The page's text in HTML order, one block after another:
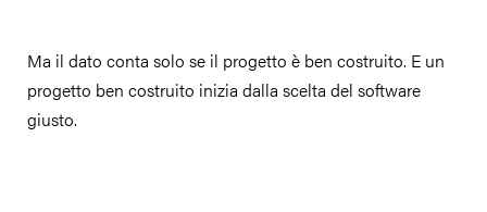
Ma il dato conta solo se il progetto è ben costruito. E un
progetto ben costruito inizia dalla scelta del software
giusto.